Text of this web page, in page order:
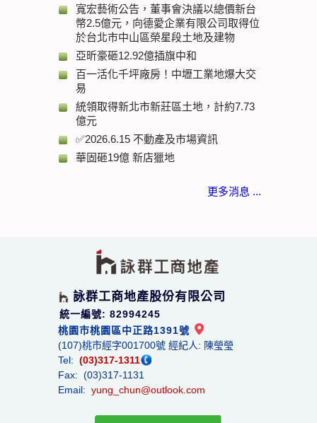
寬宏藝術公告，董事會決議以總價新台
幣2.5億元，向德愛企業有限公司取得位
於台北市中山區榮星段土地及建物
亞昕豪砸12.92億插旗中和
百一活化千坪廠房！中壢工業地爆大交
易
統領取得新北市新莊區土地，計約7.73
億元
✅2026.6.15 不動產及市場資訊
華固砸19億 新店獵地
更多消息 ...
詠群工商地產股份有限公司
統一編號: 82994245
桃園市桃園區中正路1391號
(107)桃市經字001700號 經紀人: 陳瑩瑩
Tel: (03)317-1311
Fax: (03)317-1131
Email: yung_chun@outlook.com